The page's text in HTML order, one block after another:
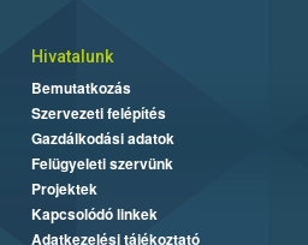
Hivatalunk
Bemutatkozás
Szervezeti felépítés
Gazdálkodási adatok
Felügyeleti szervünk
Projektek
Kapcsolódó linkek
Adatkezelési tájékoztató